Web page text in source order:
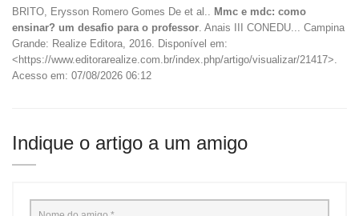
BRITO, Erysson Romero Gomes De et al..
Mmc e mdc: como
ensinar? um desafio para o professor . Anais III CONEDU... Campina
Grande: Realize Editora, 2016. Disponível em:
<https://www.editorarealize.com.br/index.php/artigo/visualizar/21417>.
Acesso em: 07/08/2026 06:12
Indique o artigo a um amigo